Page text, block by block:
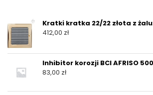
Kratki kratka 22/22 złota z
412,00 zł
Inhibitor korozji BCI AFRISO
83,00 zł